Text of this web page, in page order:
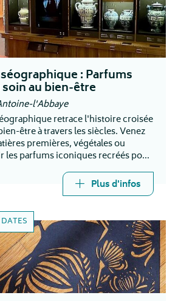
: Parfums
au bien-être
l'Abbaye
retrace l'histoire croisée
être à travers les siècles. Venez
premières, végétales ou
les parfums iconiques recréés pour
Plus d'infos